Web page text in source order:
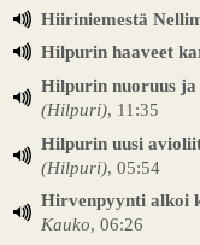
Hiiriniemestä
Hilpurin haaveet
Hilpurin nuoruus
(Hilpuri), 11:35
Hilpurin uusi
(Hilpuri), 05:54
Hirvenpyynti alkoi
Kauko, 06:26